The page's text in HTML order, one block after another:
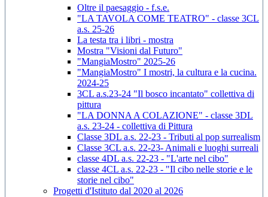
Oltre il paesaggio - f.s.e.
"LA TAVOLA COME TEATRO" - classe 3CL
a.s. 25-26
La testa tra i libri - mostra
Mostra "Visioni dal Futuro"
"MangiaMostro" 2025-26
"MangiaMostro" I mostri, la cultura e la cucina.
2024-25
3CL a.s.23-24 "Il bosco incantato" collettiva di
pittura
"LA DONNA A COLAZIONE" - classe 3DL
a.s. 23-24 - collettiva di Pittura
Classe 3DL a.s. 22-23 - Tributi al pop surrealism
Classe 3CL a.s. 22-23- Animali e luoghi surreali
classe 4DL a.s. 22-23 - "L'arte nel cibo"
classe 4CL a.s. 22-23 - "Il cibo nelle storie e le
storie nel cibo"
Progetti d'Istituto dal 2020 al 2026